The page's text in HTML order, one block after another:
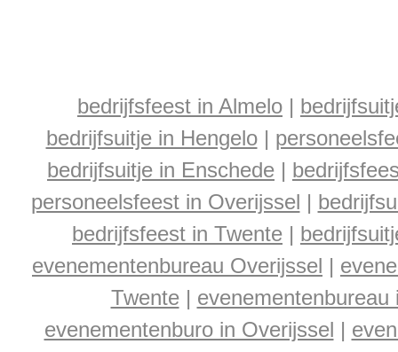
bedrijfsfeest in Almelo |
bedrijfsuitje in Hengelo|
bedrijfsuitje in Enschede |
personeelsfeest in Overijssel |
bedrijfsfeest in Twente |
evenementenbureau Overijssel |
Twente| evenementenbureau
evenementenburo in Overijssel |